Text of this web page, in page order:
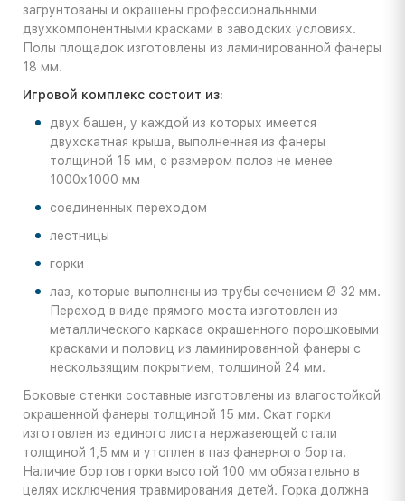
загрунтованы и окрашены профессиональными
двухкомпонентными красками в заводских условиях.
Полы площадок изготовлены из ламинированной фанеры
18 мм.
Игровой комплекс состоит из:
двух башен, у каждой из которых имеется
двухскатная крыша, выполненная из фанеры
толщиной 15 мм, с размером полов не менее
1000х1000 мм
соединенных переходом
лестницы
горки
лаз, которые выполнены из трубы сечением Ø 32 мм.
Переход в виде прямого моста изготовлен из
металлического каркаса окрашенного порошковыми
красками и половиц из ламинированной фанеры с
нескользящим покрытием, толщиной 24 мм.
Боковые стенки составные изготовлены из влагостойкой
окрашенной фанеры толщиной 15 мм. Скат горки
изготовлен из единого листа нержавеющей стали
толщиной 1,5 мм и утоплен в паз фанерного борта.
Наличие бортов горки высотой 100 мм обязательно в
целях исключения травмирования детей. Горка должна